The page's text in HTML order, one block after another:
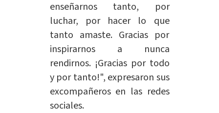
enseñarnos tanto, por
luchar, por hacer lo que
tanto amaste. Gracias por
inspirarnos a nunca
rendirnos. ¡Gracias por todo
y por tanto!", expresaron sus
excompañeros en las redes
sociales.